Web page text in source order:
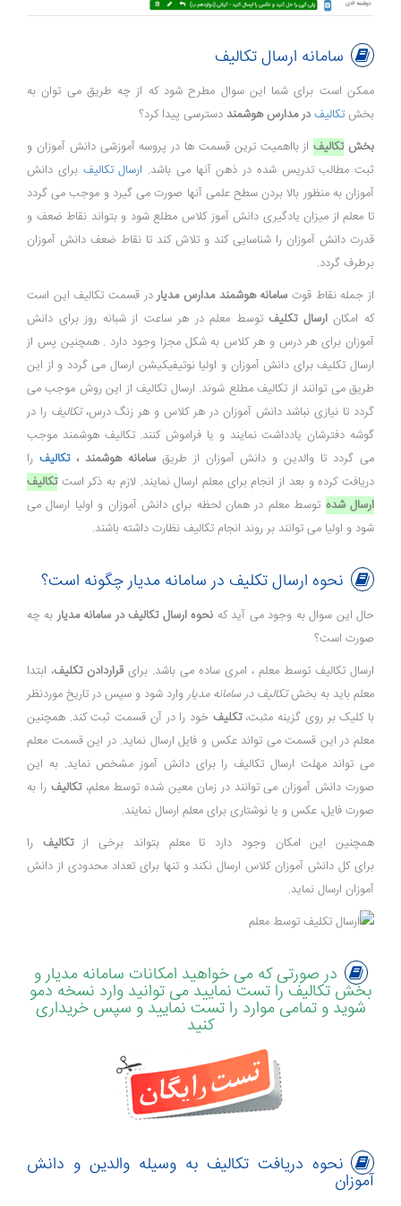
سامانه ارسال تکالیف
ممکن است برای شما این سوال مطرح شود که از چه طریق می توان به
بخش تکالیفدر مدارس هوشمند دسترسی پیدا کرد؟
بخش تکالیفاز بااهمیت ترین قسمت ها در پروسه آموزشی دانش آموزان و
ثبت مطالب تدریس شده در ذهن آنها می باشد. ارسال تکالیف برای دانش
آموزان به منظور بالا بردن سطح علمی آنها صورت می گیرد و موجب می گردد
تا معلم از میزان یادگیری دانش آموز کلاس مطلع شود و بتواند نقاط ضعف و
قدرت دانش آموزان را شناسایی کند و تلاش کند تا نقاط ضعف دانش آموزان
برطرف گردد.
از جمله نقاط قوت سامانه هوشمند مدارس مدیار در قسمت تکالیف این است
که امکانارسال تکلیفتوسط معلم در هر ساعت از شبانه روز برای دانش
آموزان برای هر درس و هر کلاس به شکل مجزا وجود دارد . همچنین پس از
ارسال تکلیف برای دانش آموزان و اولیا نوتیفیکیشن ارسال می گردد و از این
طریق می توانند از تکالیف مطلع شوند. ارسال تکالیف از این روش موجب می
گردد تا نیازی نباشد دانش آموزان در هر کلاس و هر زنگ درس،تکالیف را در
گوشه دفترشان یادداشت نمایند و یا فراموش کنند. تکالیف هوشمند موجب
می گردد تا والدین و دانش آموزان از طریقسامانه هوشمند ، تکالیف را
دریافت کرده و بعد از انجام برای معلم ارسال نمایند. لازم به ذکر استتکالیف
ارسال شده توسطمعلم در همان لحظه برای دانش آموزان و اولیا ارسال می
شود و اولیا می توانند بر روند انجام تکالیف نظارت داشته باشند.
نحوه ارسال تکلیف در سامانه مدیار چگونه است؟
حال این سوال به وجود می آید که نحوه ارسال تکالیف در سامانه مدیار به چه
صورت است؟
ارسال تکالیف توسط معلم ، امری ساده می باشد. برای قراردادن تکلیف، ابتدا
معلم باید به بخشتکالیف در سامانه مدیار وارد شود و سپس در تاریخ موردنظر
با کلیک بر روی گزینه مثبت،تکلیف خود را در آن قسمت ثبت کند. همچنین
معلم در این قسمت می تواند عکس و فایل ارسال نماید. در این قسمت معلم
می تواند مهلت ارسال تکالیف را برای دانش آموز مشخص نماید. به این
صورت دانش آموزان می توانند در زمان معین شده توسط معلم،تکالیف را به
صورت فایل، عکس و یا نوشتاری برای معلم ارسال نمایند.
همچنین این امکان وجود دارد تا معلم بتواند برخی ازتکالیف را
برای کل دانش آموزان کلاس ارسال نکند و تنها برای تعداد محدودی از دانش
آموزان ارسال نماید.
در صورتی که می خواهید امکانات سامانه مدیار و
بخش تکالیف را تست نمایید می توانید وارد نسخه دمو
شوید و تمامی موارد را تست نمایید و سپس خریداری
کنید
نحوه دریافت تکالیف به وسیله والدین و دانش
آموزان